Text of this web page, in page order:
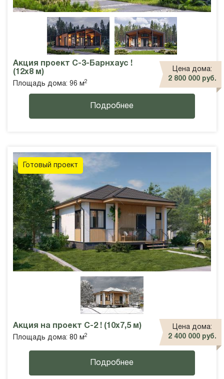
Акция проект С-3-Барнхаус !
(12х8 м)
Площадь дома: 96 м 2
Цена дома:
2 800 000 руб.
Подробнее
Готовый проект
Акция на проект С-2 ! (10х7,5 м)
Площадь дома: 80 м2
Цена дома:
2 400 000 руб.
Подробнее